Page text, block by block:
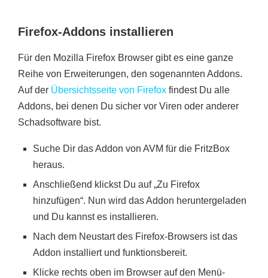
Firefox-Addons installieren
Für den Mozilla Firefox Browser gibt es eine ganze
Reihe von Erweiterungen, den sogenannten Addons.
Auf der Übersichtsseite von Firefox findest Du alle
Addons, bei denen Du sicher vor Viren oder anderer
Schadsoftware bist.
Suche Dir das Addon von AVM für die FritzBox
heraus.
Anschließend klickst Du auf „Zu Firefox
hinzufügen“. Nun wird das Addon heruntergeladen
und Du kannst es installieren.
Nach dem Neustart des Firefox-Browsers ist das
Addon installiert und funktionsbereit.
Klicke rechts oben im Browser auf den Menü-